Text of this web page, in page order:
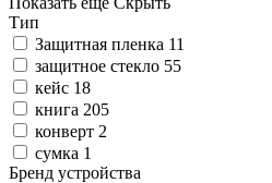
Тип
Защитная пленка 11
защитное стекло 55
кейс 18
книга 205
конверт 2
сумка 1
Бренд устройства